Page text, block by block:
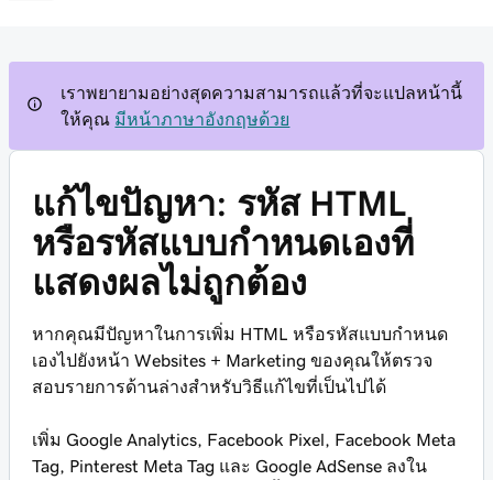
เราพยายามอย่างสุดความสามารถแล้วที่จะแปลหน้านี้
ให้คุณ มีหน้าภาษาอังกฤษด้วย
แก้ไขปัญหา: รหัส HTML
หรือรหัสแบบกำหนดเองที่
แสดงผลไม่ถูกต้อง
หากคุณมีปัญหาในการเพิ่ม HTML หรือรหัสแบบกำหนด
เองไปยังหน้า Websites + Marketing ของคุณให้ตรวจ
สอบรายการด้านล่างสำหรับวิธีแก้ไขที่เป็นไปได้
เพิ่ม Google Analytics, Facebook Pixel, Facebook Meta
Tag, Pinterest Meta Tag และ Google AdSense ลงใน